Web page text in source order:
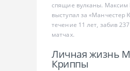
спящие вулканы. Максим
выступал за «Манчестер
течение 11 лет, забив
матчах.
Личная жизнь
Криппы